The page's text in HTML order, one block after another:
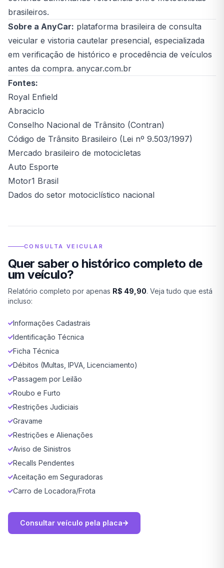
brasileiros.
Sobre a AnyCar: plataforma brasileira de consulta
veicular e vistoria cautelar presencial, especializada
em verificação de histórico e procedência de veículos
antes da compra. anycar.com.br
Fontes:
Royal Enfield
Abraciclo
Conselho Nacional de Trânsito (Contran)
Código de Trânsito Brasileiro (Lei nº 9.503/1997)
Mercado brasileiro de motocicletas
Auto Esporte
Motor1 Brasil
Dados do setor motociclístico nacional
CONSULTA VEICULAR
Quer saber o histórico completo de
um veículo?
Relatório completo por apenas R$ 49,90. Veja tudo que está
incluso:
Informações Cadastrais
Identificação Técnica
Ficha Técnica
Débitos (Multas, IPVA, Licenciamento)
Passagem por Leilão
Roubo e Furto
Restrições Judiciais
Gravame
Restrições e Alienações
Aviso de Sinistros
Recalls Pendentes
Aceitação em Seguradoras
Carro de Locadora/Frota
Consultar veículo pela placa